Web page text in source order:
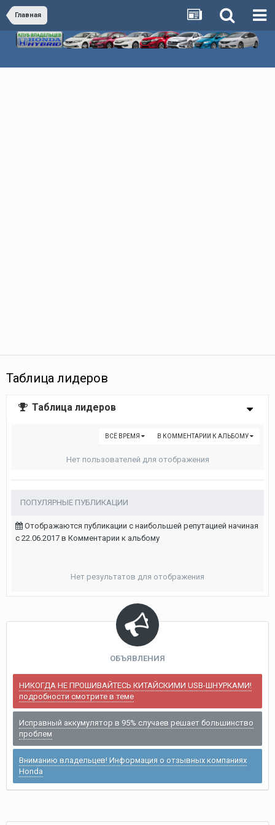
Главная
Таблица лидеров
Таблица лидеров
В КОММЕНТАРИИ К АЛЬБОМУ
ВСЁ ВРЕМЯ
Нет пользователей для отображения
ПОПУЛЯРНЫЕ ПУБЛИКАЦИИ
Отображаются публикации с наибольшей репутацией начиная
с 22.06.2017 в Комментарии к альбому
Нет результатов для отображения
ОБЪЯВЛЕНИЯ
НИКОГДА НЕ ПРОШИВАЙТЕСЬ КИТАЙСКИМИ USB-ШНУРКАМИ!
подробности смотрите в теме
Исправный аккумулятор в 95% случаев решает большинство
проблем
Вниманию владельцев! Информация о отзывных компаниях
Honda